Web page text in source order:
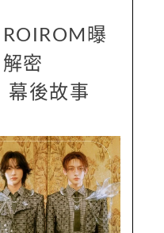
曝
密
幕後故事